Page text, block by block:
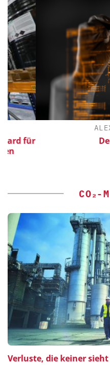
für Der
CO₂-
Verluste, die keiner sieht